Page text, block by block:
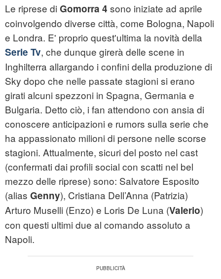
Le riprese di Gomorra 4 sono iniziate ad aprile
coinvolgendo diverse città, come Bologna, Napoli
e Londra. E' proprio quest'ultima la novità della
Serie Tv, che dunque girerà delle scene in
Inghilterra allargando i confini della produzione di
Sky dopo che nelle passate stagioni si erano
girati alcuni spezzoni in Spagna, Germania e
Bulgaria. Detto ciò, i fan attendono con ansia di
conoscere anticipazioni e rumors sulla serie che
ha appassionato milioni di persone nelle scorse
stagioni. Attualmente, sicuri del posto nel cast
(confermati dai profili social con scatti nel bel
mezzo delle riprese) sono: Salvatore Esposito
(alias Genny), Cristiana Dell’Anna (Patrizia)
Arturo Muselli (Enzo) e Loris De Luna (Valerio)
con questi ultimi due al comando assoluto a
Napoli.